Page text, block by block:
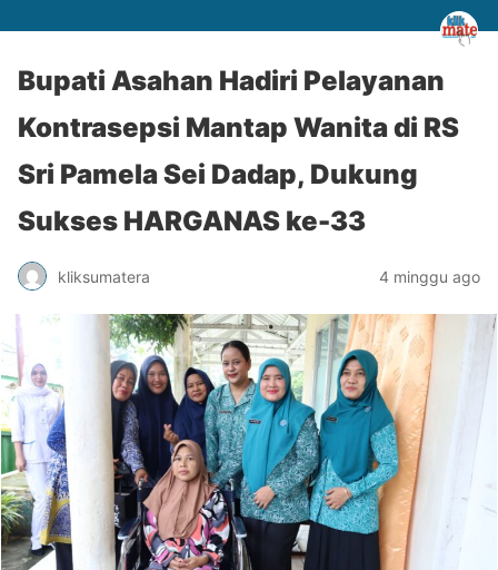
Bupati Asahan Hadiri Pelayanan
Kontrasepsi Mantap Wanita di RS
Sri Pamela Sei Dadap, Dukung
Sukses HARGANAS ke-33
kliksumatera 4 minggu ago